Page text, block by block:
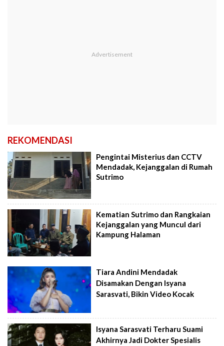
REKOMENDASI
Pengintai Misterius dan CCTV
Mendadak, Kejanggalan di Rumah
Sutrimo
Kematian Sutrimo dan Rangkaian
Kejanggalan yang Muncul dari
Kampung Halaman
Tiara Andini Mendadak
Disamakan Dengan Isyana
Sarasvati, Bikin Video Kocak
Isyana Sarasvati Terharu Suami
Akhirnya Jadi Dokter Spesialis